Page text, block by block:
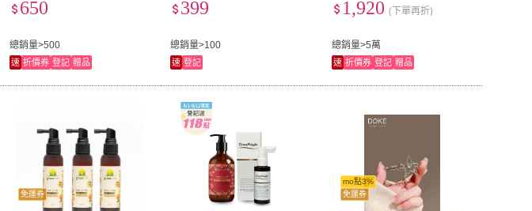
總銷量>500
650
速 折價券 登記 贈品
總銷量>100
399
速 登記
總銷量>5萬
1,920 (下單再折)
速 折價券 登記 贈品
免運券
mo點3%
免運券